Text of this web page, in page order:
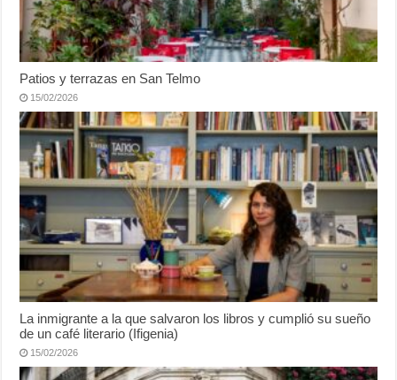
Patios y terrazas en San Telmo
15/02/2026
La inmigrante a la que salvaron los libros y cumplió su sueño
de un café literario (Ifigenia)
15/02/2026